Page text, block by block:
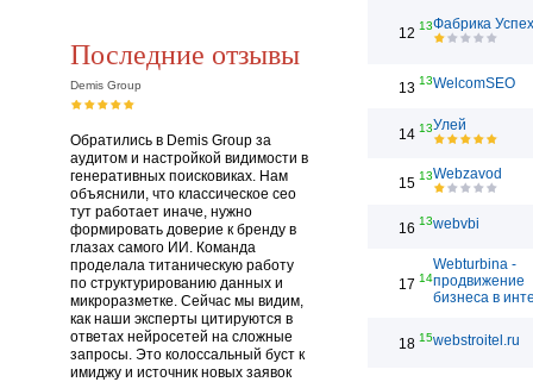
Последние отзывы
Demis Group
Обратились в Demis Group за
аудитом и настройкой видимости в
генеративных поисковиках. Нам
объяснили, что классическое сео
тут работает иначе, нужно
формировать доверие к бренду в
глазах самого ИИ. Команда
проделала титаническую работу
по структурированию данных и
микроразметке. Сейчас мы видим,
как наши эксперты цитируются в
ответах нейросетей на сложные
запросы. Это колоссальный буст к
имиджу и источник новых заявок
12 13Фабрика
13 13WelcomSEO
14 13Улей
15 13Webzavod
16 13webvbi
17 14
Webturbina -
продвижение
бизнеса в
18 15webstroitel.ru